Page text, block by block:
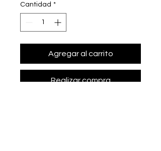
Cantidad *
Agregar al carrito
Realizar compra